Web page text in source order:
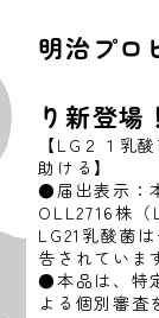
明治プロ
機能
り新登場
【LG２１乳
助ける】
●届出表示：
OLL2716株（
LG21乳酸菌
告されていま
●本品は、特
よる個別審査